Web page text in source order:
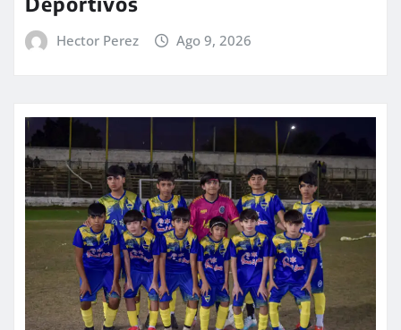
Hector Perez Ago 9, 2026